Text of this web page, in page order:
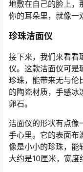
地敷在自己的脸上，
你的耳朵里，就像一
珍珠洁面仪
接下来，我们来看
仪。这款洁面仪可是
珍珠，能带来无与伦
的陶瓷材质，手感冰
卵石。
洁面仪的形状有点像
手心里。它的表面布
像是小小的珍珠，能
大约是10厘米，宽度